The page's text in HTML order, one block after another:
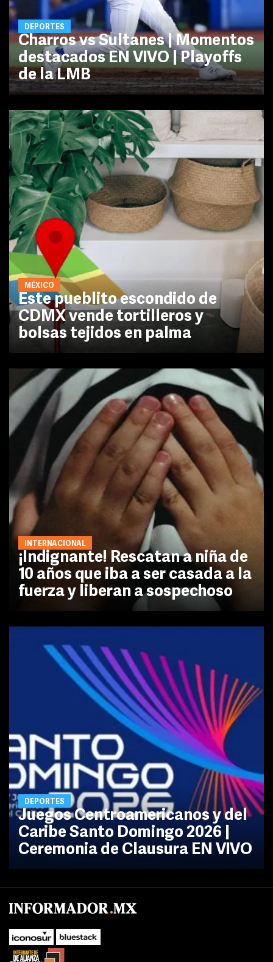
DEPORTES
Charros vs Sultanes | Momentos
destacados EN VIVO | Playoffs
de la LMB
MÉXICO
Este pueblito escondido de
CDMX vende tortilleros y
bolsas tejidos en palma
INTERNACIONAL
¡Indignante! Rescatan a niña de
10 años que iba a ser casada a la
fuerza y liberan a sospechoso
DEPORTES
Juegos Centroamericanos y del
Caribe Santo Domingo 2026 |
Ceremonia de Clausura EN VIVO